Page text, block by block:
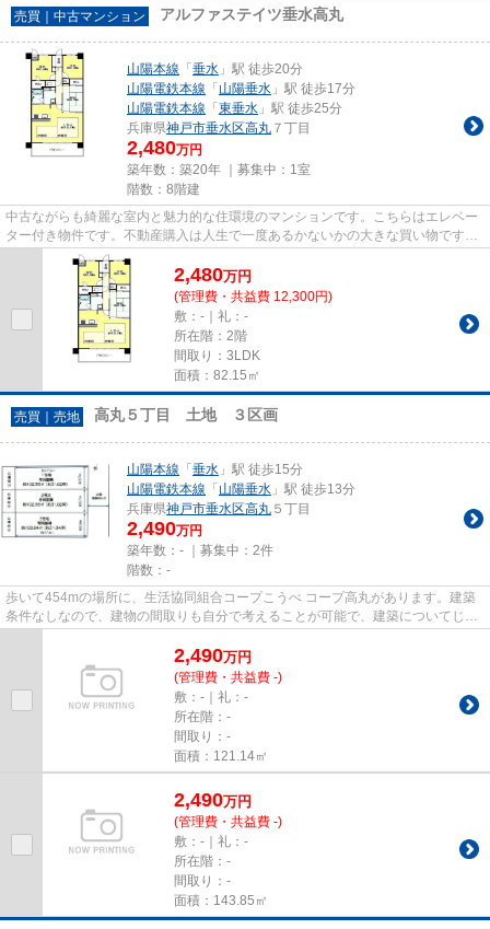
売買｜中古マンション アルファステイツ垂水高丸
山陽本線 「 垂水 」駅 徒歩20分
山陽電鉄本線 「 山陽垂水 」駅 徒歩17分
山陽電鉄本線 「 東垂水 」駅 徒歩25分
兵庫県神戸市垂水区高丸 ７丁目
2,480万円
築年数：築20年 ｜募集中： 1室
階数：8階建
中古ながらも綺麗な室内と魅力的な住環境のマンションです。こちらはエレベー
ター付き物件です。不動産購入は人生で一度あるかないかの大きな買い物です。
失敗したくないのであれば、...
2,480万円
(管理費・共益費 12,300円)
敷：-｜礼：-
所在階：2階
間取り：3LDK
面積：82.15㎡
売買｜売地 高丸５丁目 土地 ３区画
山陽本線 「 垂水 」駅 徒歩15分
山陽電鉄本線 「 山陽垂水 」駅 徒歩13分
兵庫県神戸市垂水区高丸 ５丁目
2,490万円
築年数：- ｜募集中： 2件
階数：-
歩いて454mの場所に、生活協同組合コープこうべ コープ高丸があります。建築
条件なしなので、建物の間取りも自分で考えることが可能で、建築についてじっ
2,490万円
(管理費・共益費 -)
敷：-｜礼：-
所在階：-
間取り：-
面積：121.14㎡
2,490万円
(管理費・共益費 -)
敷：-｜礼：-
所在階：-
間取り：-
面積：143.85㎡